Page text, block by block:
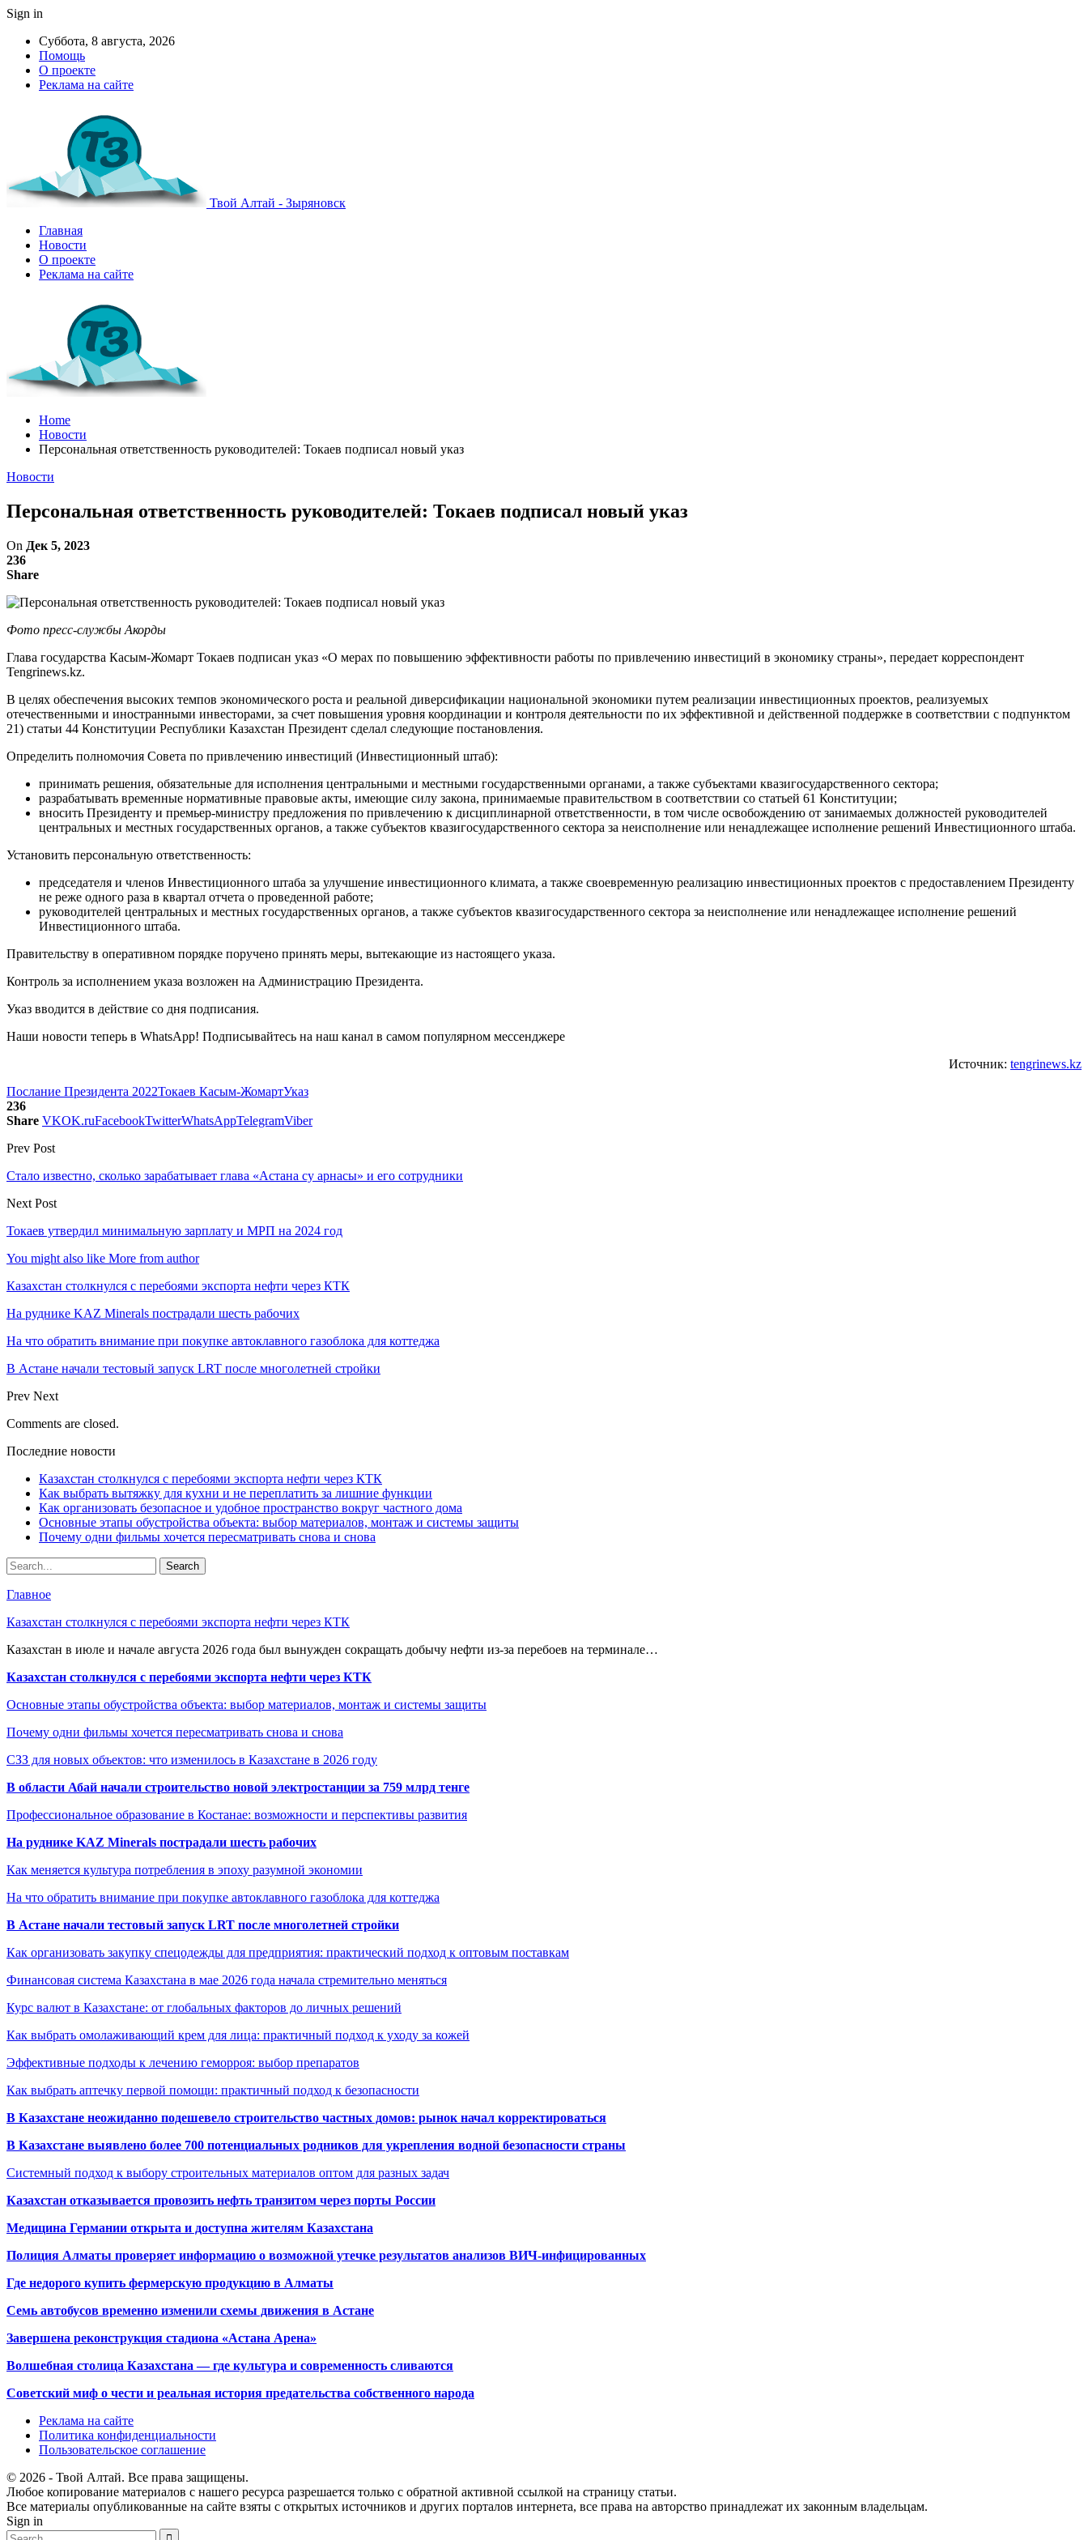
Sign in
Суббота, 8 августа, 2026
Помощь
О проекте
Реклама на сайте
Твой Алтай - Зыряновск
Главная
Новости
О проекте
Реклама на сайте
Home
Новости
Персональная ответственность руководителей: Токаев подписал новый указ
Новости
Персональная ответственность руководителей: Токаев подписал новый указ
On Дек 5, 2023
236
Share
Фото пресс-службы Акорды
Глава государства Касым-Жомарт Токаев подписан указ «О мерах по повышению эффективности работы по привлечению инвестиций в экономику страны», передает корреспондент
Tengrinews.kz.
В целях обеспечения высоких темпов экономического роста и реальной диверсификации национальной экономики путем реализации инвестиционных проектов, реализуемых
отечественными и иностранными инвесторами, за счет повышения уровня координации и контроля деятельности по их эффективной и действенной поддержке в соответствии с подпунктом
21) статьи 44 Конституции Республики Казахстан Президент сделал следующие постановления.
Определить полномочия Совета по привлечению инвестиций (Инвестиционный штаб):
принимать решения, обязательные для исполнения центральными и местными государственными органами, а также субъектами квазигосударственного сектора;
разрабатывать временные нормативные правовые акты, имеющие силу закона, принимаемые правительством в соответствии со статьей 61 Конституции;
вносить Президенту и премьер-министру предложения по привлечению к дисциплинарной ответственности, в том числе освобождению от занимаемых должностей руководителей
центральных и местных государственных органов, а также субъектов квазигосударственного сектора за неисполнение или ненадлежащее исполнение решений Инвестиционного штаба.
Установить персональную ответственность:
председателя и членов Инвестиционного штаба за улучшение инвестиционного климата, а также своевременную реализацию инвестиционных проектов с предоставлением Президенту
не реже одного раза в квартал отчета о проведенной работе;
руководителей центральных и местных государственных органов, а также субъектов квазигосударственного сектора за неисполнение или ненадлежащее исполнение решений
Инвестиционного штаба.
Правительству в оперативном порядке поручено принять меры, вытекающие из настоящего указа.
Контроль за исполнением указа возложен на Администрацию Президента.
Указ вводится в действие со дня подписания.
Наши новости теперь в WhatsApp! Подписывайтесь на наш канал в самом популярном мессенджере
Источник: tengrinews.kz
Послание Президента 2022Токаев Касым-ЖомартУказ
236
Share VKOK.ruFacebookTwitterWhatsAppTelegramViber
Prev Post
Стало известно, сколько зарабатывает глава «Астана су арнасы» и его сотрудники
Next Post
Токаев утвердил минимальную зарплату и МРП на 2024 год
You might also like More from author
Казахстан столкнулся с перебоями экспорта нефти через КТК
На руднике KAZ Minerals пострадали шесть рабочих
На что обратить внимание при покупке автоклавного газоблока для коттеджа
В Астане начали тестовый запуск LRT после многолетней стройки
Prev Next
Comments are closed.
Последние новости
Казахстан столкнулся с перебоями экспорта нефти через КТК
Как выбрать вытяжку для кухни и не переплатить за лишние функции
Как организовать безопасное и удобное пространство вокруг частного дома
Основные этапы обустройства объекта: выбор материалов, монтаж и системы защиты
Почему одни фильмы хочется пересматривать снова и снова
Главное
Казахстан столкнулся с перебоями экспорта нефти через КТК
Казахстан в июле и начале августа 2026 года был вынужден сокращать добычу нефти из-за перебоев на терминале…
Казахстан столкнулся с перебоями экспорта нефти через КТК
Основные этапы обустройства объекта: выбор материалов, монтаж и системы защиты
Почему одни фильмы хочется пересматривать снова и снова
СЗЗ для новых объектов: что изменилось в Казахстане в 2026 году
В области Абай начали строительство новой электростанции за 759 млрд тенге
Профессиональное образование в Костанае: возможности и перспективы развития
На руднике KAZ Minerals пострадали шесть рабочих
Как меняется культура потребления в эпоху разумной экономии
На что обратить внимание при покупке автоклавного газоблока для коттеджа
В Астане начали тестовый запуск LRT после многолетней стройки
Как организовать закупку спецодежды для предприятия: практический подход к оптовым поставкам
Финансовая система Казахстана в мае 2026 года начала стремительно меняться
Курс валют в Казахстане: от глобальных факторов до личных решений
Как выбрать омолаживающий крем для лица: практичный подход к уходу за кожей
Эффективные подходы к лечению геморроя: выбор препаратов
Как выбрать аптечку первой помощи: практичный подход к безопасности
В Казахстане неожиданно подешевело строительство частных домов: рынок начал корректироваться
В Казахстане выявлено более 700 потенциальных родников для укрепления водной безопасности страны
Системный подход к выбору строительных материалов оптом для разных задач
Казахстан отказывается провозить нефть транзитом через порты России
Медицина Германии открыта и доступна жителям Казахстана
Полиция Алматы проверяет информацию о возможной утечке результатов анализов ВИЧ-инфицированных
Где недорого купить фермерскую продукцию в Алматы
Семь автобусов временно изменили схемы движения в Астане
Завершена реконструкция стадиона «Астана Арена»
Волшебная столица Казахстана — где культура и современность сливаются
Советский миф о чести и реальная история предательства собственного народа
Реклама на сайте
Политика конфиденциальности
Пользовательское соглашение
© 2026 - Твой Алтай. Все права защищены.
Любое копирование материалов с нашего ресурса разрешается только с обратной активной ссылкой на страницу статьи.
Все материалы опубликованные на сайте взяты с открытых источников и других порталов интернета, все права на авторство принадлежат их законным владельцам.
Sign in